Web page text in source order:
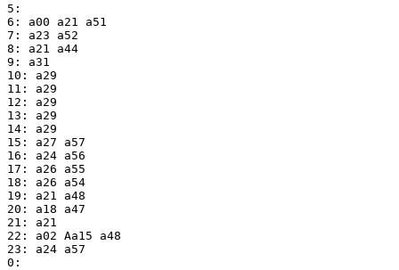
5:
6: a00 a21 a51
7: a23 a52
8: a21 a44
9: a31
10: a29
11: a29
12: a29
13: a29
14: a29
15: a27 a57
16: a24 a56
17: a26 a55
18: a26 a54
19: a21 a48
20: a18 a47
21: a21
22: a02 Aa15 a48
23: a24 a57
0: